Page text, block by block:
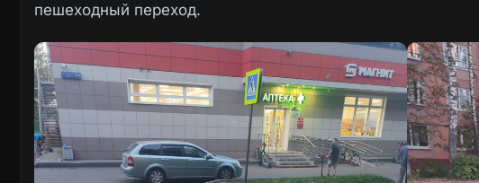
пешеходный переход.